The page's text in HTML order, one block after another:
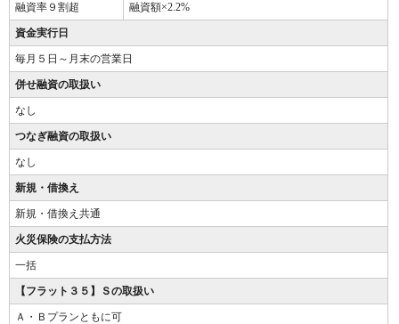
融資率９割超 融資額×2.2%
資金実行日
毎月５日～月末の営業日
併せ融資の取扱い
なし
つなぎ融資の取扱い
なし
新規・借換え
新規・借換え共通
火災保険の支払方法
一括
【フラット３５】Ｓの取扱い
Ａ・Ｂプランともに可